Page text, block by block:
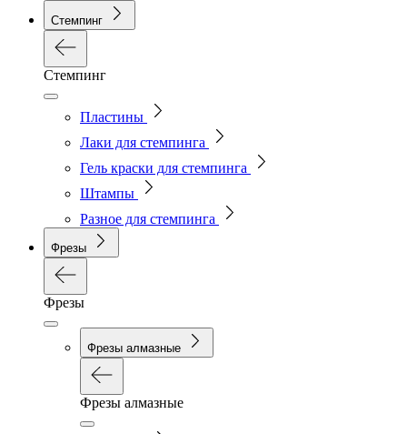
Стемпинг
Стемпинг
Пластины
Лаки для стемпинга
Гель краски для стемпинга
Штампы
Разное для стемпинга
Фрезы
Фрезы
Фрезы алмазные
Фрезы алмазные